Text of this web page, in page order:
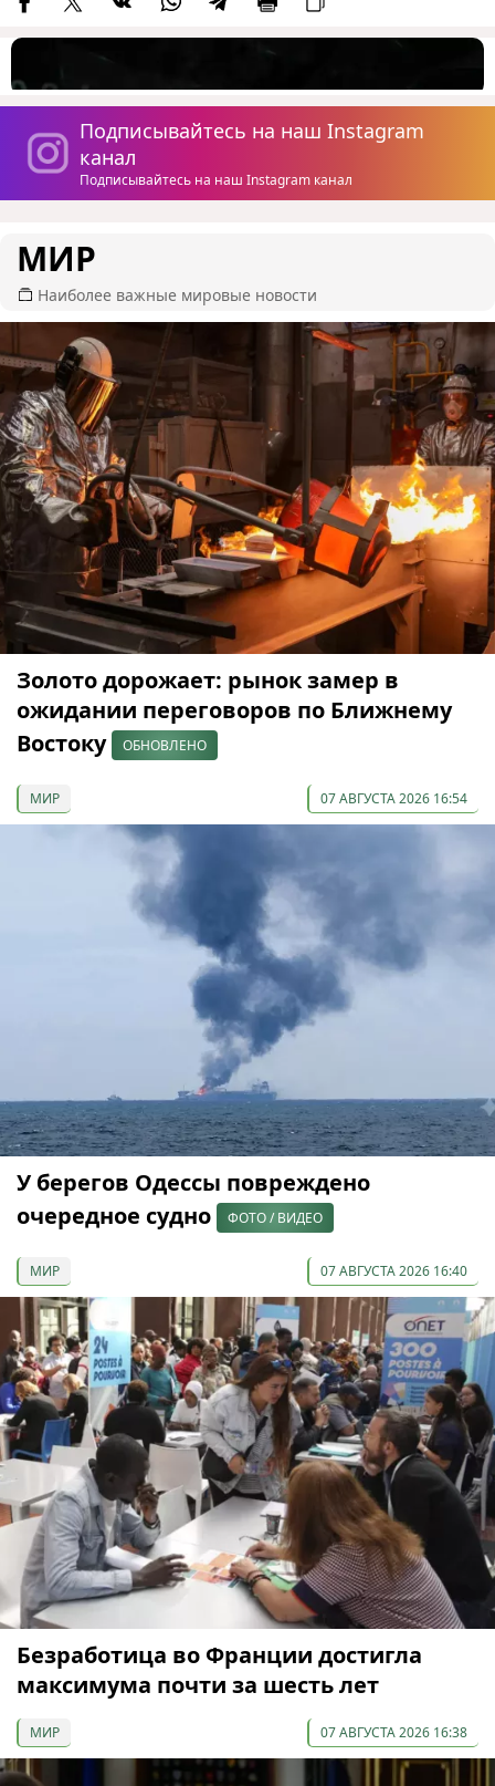
Подписывайтесь на наш Instagram
канал
Подписывайтесь на наш Instagram канал
МИР
Наиболее важные мировые новости
Золото дорожает: рынок замер в
ожидании переговоров по Ближнему
Востоку
ОБНОВЛЕНО
МИР 07 АВГУСТА 2026 16:54
У берегов Одессы повреждено
очередное судно
ФОТО / ВИДЕО
МИР 07 АВГУСТА 2026 16:40
Безработица во Франции достигла
максимума почти за шесть лет
МИР 07 АВГУСТА 2026 16:38